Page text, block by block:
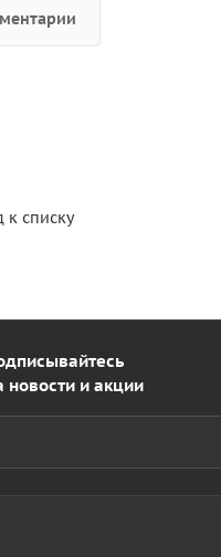
к списку
новости и акции